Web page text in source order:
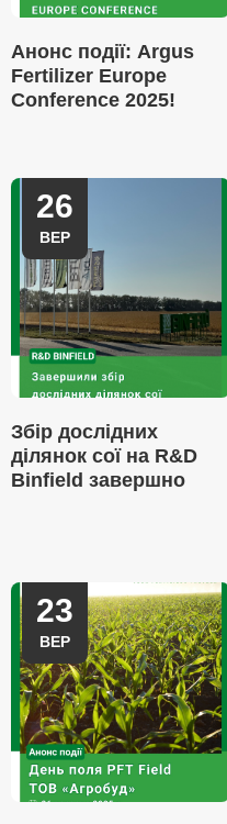
Анонс події: Argus
Fertilizer Europe
Conference 2025!
26
ВЕР
Збір дослідних
ділянок сої на R&D
Binfield завершно
23
ВЕР